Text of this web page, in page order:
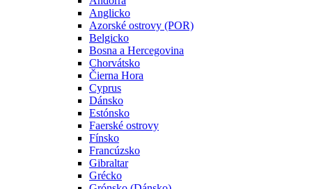
Anglicko
Azorské ostrovy (POR)
Belgicko
Bosna a Hercegovina
Chorvátsko
Čierna Hora
Cyprus
Dánsko
Estónsko
Faerské ostrovy
Fínsko
Francúzsko
Gibraltar
Grécko